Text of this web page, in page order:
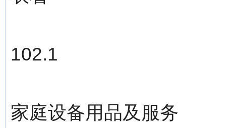
102.1
家庭设备用品及服务